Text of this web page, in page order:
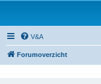
V&A
Forumoverzicht